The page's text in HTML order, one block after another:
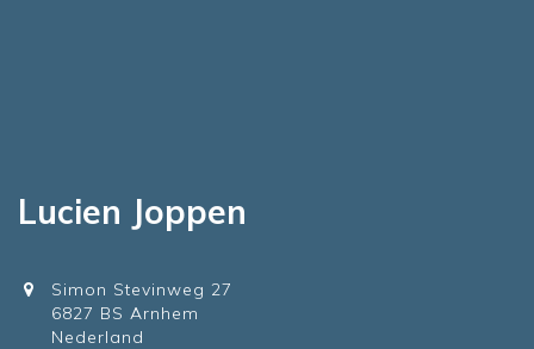
Lucien Joppen
Simon Stevinweg 27
6827 BS Arnhem
Nederland